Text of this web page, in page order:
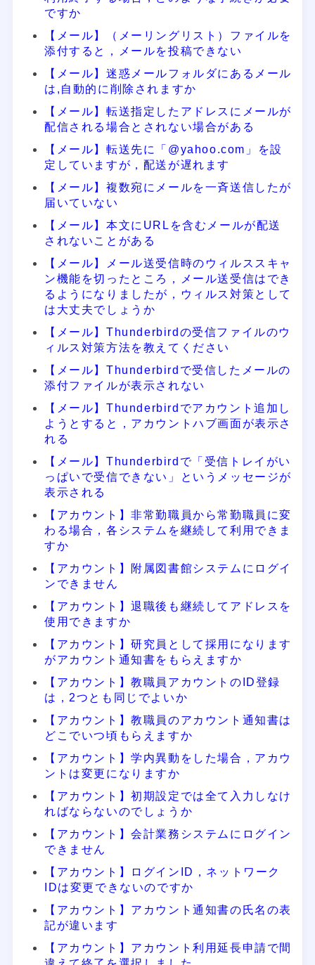
ですか
【メール】（メーリングリスト）ファイルを
添付すると，メールを投稿できない
【メール】迷惑メールフォルダにあるメール
は,自動的に削除されますか
【メール】転送指定したアドレスにメールが
配信される場合とされない場合がある
【メール】転送先に「@yahoo.com」を設
定していますが，配送が遅れます
【メール】複数宛にメールを一斉送信したが
届いていない
【メール】本文にURLを含むメールが配送
されないことがある
【メール】メール送受信時のウィルススキャ
ン機能を切ったところ，メール送受信はでき
るようになりましたが，ウィルス対策として
は大丈夫でしょうか
【メール】Thunderbirdの受信ファイルのウ
ィルス対策方法を教えてください
【メール】Thunderbirdで受信したメールの
添付ファイルが表示されない
【メール】Thunderbirdでアカウント追加し
ようとすると，アカウントハブ画面が表示さ
れる
【メール】Thunderbirdで「受信トレイがい
っぱいで受信できない」というメッセージが
表示される
【アカウント】非常勤職員から常勤職員に変
わる場合，各システムを継続して利用できま
すか
【アカウント】附属図書館システムにログイ
ンできません
【アカウント】退職後も継続してアドレスを
使用できますか
【アカウント】研究員として採用になります
がアカウント通知書をもらえますか
【アカウント】教職員アカウントのID登録
は，2つとも同じでよいか
【アカウント】教職員のアカウント通知書は
どこでいつ頃もらえますか
【アカウント】学内異動をした場合，アカウ
ントは変更になりますか
【アカウント】初期設定では全て入力しなけ
ればならないのでしょうか
【アカウント】会計業務システムにログイン
できません
【アカウント】ログインID，ネットワーク
IDは変更できないのですか
【アカウント】アカウント通知書の氏名の表
記が違います
【アカウント】アカウント利用延長申請で間